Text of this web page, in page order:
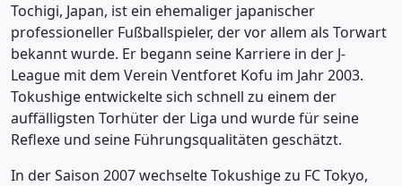
Tochigi, Japan, ist ein ehemaliger japanischer
professioneller Fußballspieler, der vor allem als Torwart
bekannt wurde. Er begann seine Karriere in der J-
League mit dem Verein Ventforet Kofu im Jahr 2003.
Tokushige entwickelte sich schnell zu einem der
auffälligsten Torhüter der Liga und wurde für seine
Reflexe und seine Führungsqualitäten geschätzt.
In der Saison 2007 wechselte Tokushige zu FC Tokyo,